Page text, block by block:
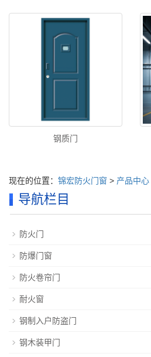
钢质门
现在的位置： 锦宏防火门窗 > 产品中心
导航栏目
防火门
防爆门窗
防火卷帘门
耐火窗
钢制入户防盗门
钢木装甲门